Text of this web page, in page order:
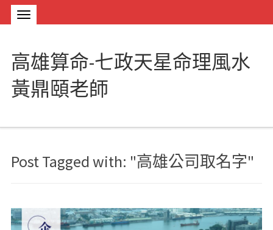
高雄算命-七政天星命理風水
黃鼎頤老師
Post Tagged with: "高雄公司取名字"